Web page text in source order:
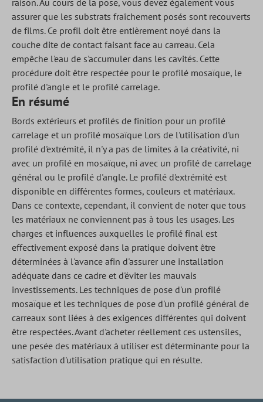
raison. Au cours de la pose, vous devez également vous
assurer que les substrats fraîchement posés sont recouverts
de films. Ce profil doit être entièrement noyé dans la
couche dite de contact faisant face au carreau. Cela
empêche l'eau de s'accumuler dans les cavités. Cette
procédure doit être respectée pour le profilé mosaïque, le
profilé d'angle et le profilé carrelage.
En résumé
Bords extérieurs et profilés de finition pour un profilé
carrelage et un profilé mosaïque Lors de l'utilisation d'un
profilé d'extrémité, il n'y a pas de limites à la créativité, ni
avec un profilé en mosaïque, ni avec un profilé de carrelage
général ou le profilé d'angle. Le profilé d'extrémité est
disponible en différentes formes, couleurs et matériaux.
Dans ce contexte, cependant, il convient de noter que tous
les matériaux ne conviennent pas à tous les usages. Les
charges et influences auxquelles le profilé final est
effectivement exposé dans la pratique doivent être
déterminées à l'avance afin d'assurer une installation
adéquate dans ce cadre et d'éviter les mauvais
investissements. Les techniques de pose d'un profilé
mosaïque et les techniques de pose d'un profilé général de
carreaux sont liées à des exigences différentes qui doivent
être respectées. Avant d'acheter réellement ces ustensiles,
une pesée des matériaux à utiliser est déterminante pour la
satisfaction d'utilisation pratique qui en résulte.